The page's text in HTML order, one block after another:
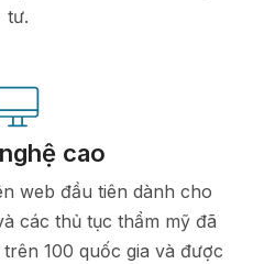
tư.
cao
web đầu tiên dành cho
các thủ tục thẩm mỹ đã
100 quốc gia và được